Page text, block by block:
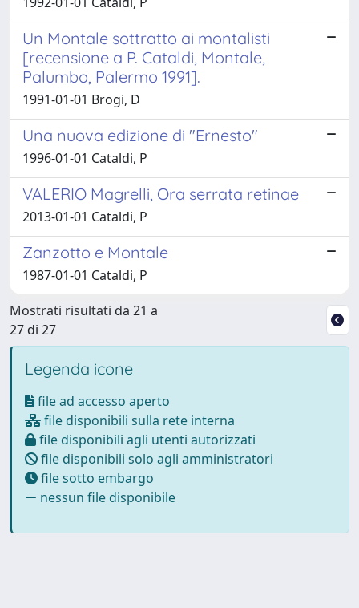
Un Montale sottratto ai montalisti
[recensione a P. Cataldi, Montale,
Palumbo, Palermo 1991].
1991-01-01 Brogi, D
Una nuova edizione di "Ernesto"
1996-01-01 Cataldi, P
VALERIO Magrelli, Ora serrata retinae
2013-01-01 Cataldi, P
Zanzotto e Montale
1987-01-01 Cataldi, P
Mostrati risultati da 21 a
27 di 27
Legenda icone
file ad accesso aperto
file disponibili sulla rete interna
file disponibili agli utenti autorizzati
file disponibili solo agli amministratori
file sotto embargo
nessun file disponibile